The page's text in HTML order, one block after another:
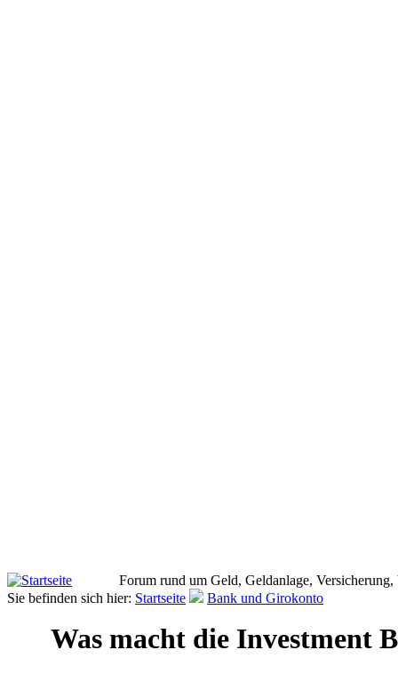
Forum rund um Geld, Geldanlage,
Sie befinden sich hier: Startseite Bank und Girokonto
Was macht die Investment